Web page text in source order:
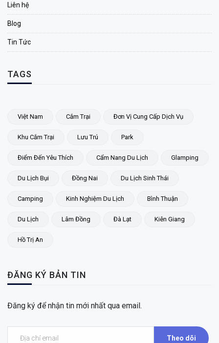
Liên hệ
Blog
Tin Tức
TAGS
Việt Nam Cắm Trại Đơn Vị Cung Cấp Dịch Vụ
Khu Cắm Trại Lưu Trú Park
Điểm Đến Yêu Thích Cẩm Nang Du Lịch Glamping
Du Lịch Bụi Đồng Nai Du Lịch Sinh Thái
Camping Kinh Nghiệm Du Lịch Bình Thuận
Du Lịch Lâm Đồng Đà Lạt Kiên Giang
Hồ Trị An
ĐĂNG KÝ BẢN TIN
Đăng ký để nhận tin mới nhất qua email.
Theo dõi